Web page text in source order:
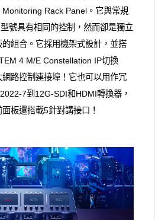
Monitoring Rack Panel。它與常規
號具有相同的控制，然而卻是獨立
組合。它採用機架式設計，並搭
4 M/E Con​​stellation IP切換
路控制連接埠！它也可以用作冗
7到12G-SDI和HDMI轉換器，
板還搭載5針對講接口！